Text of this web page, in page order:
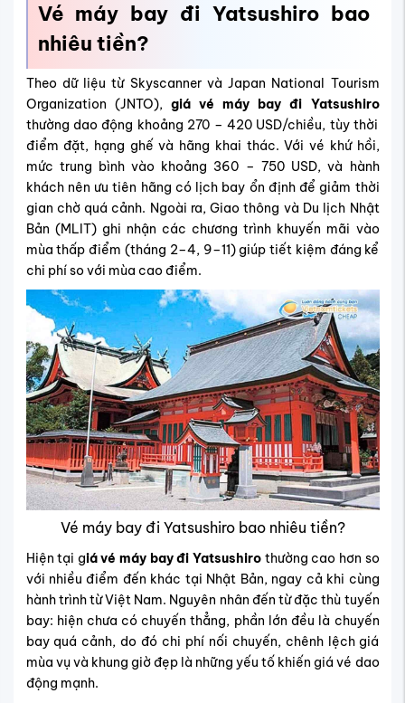
Vé máy bay đi Yatsushiro bao
nhiêu tiền?
Theo dữ liệu từ Skyscanner và Japan National Tourism
Organization (JNTO), giá vé máy bay đi Yatsushiro
thường dao động khoảng 270 – 420 USD/chiều, tùy thời
điểm đặt, hạng ghế và hãng khai thác. Với vé khứ hồi,
mức trung bình vào khoảng 360 – 750 USD, và hành
khách nên ưu tiên hãng có lịch bay ổn định để giảm thời
gian chờ quá cảnh. Ngoài ra, Giao thông và Du lịch Nhật
Bản (MLIT) ghi nhận các chương trình khuyến mãi vào
mùa thấp điểm (tháng 2–4, 9–11) giúp tiết kiệm đáng kể
chi phí so với mùa cao điểm.
Vé máy bay đi Yatsushiro bao nhiêu tiền?
Hiện tại giá vé máy bay đi Yatsushirothường cao hơn so
với nhiều điểm đến khác tại Nhật Bản, ngay cả khi cùng
hành trình từ Việt Nam. Nguyên nhân đến từ đặc thù tuyến
bay: hiện chưa có chuyến thẳng, phần lớn đều là chuyến
bay quá cảnh, do đó chi phí nối chuyến, chênh lệch giá
mùa vụ và khung giờ đẹp là những yếu tố khiến giá vé dao
động mạnh.